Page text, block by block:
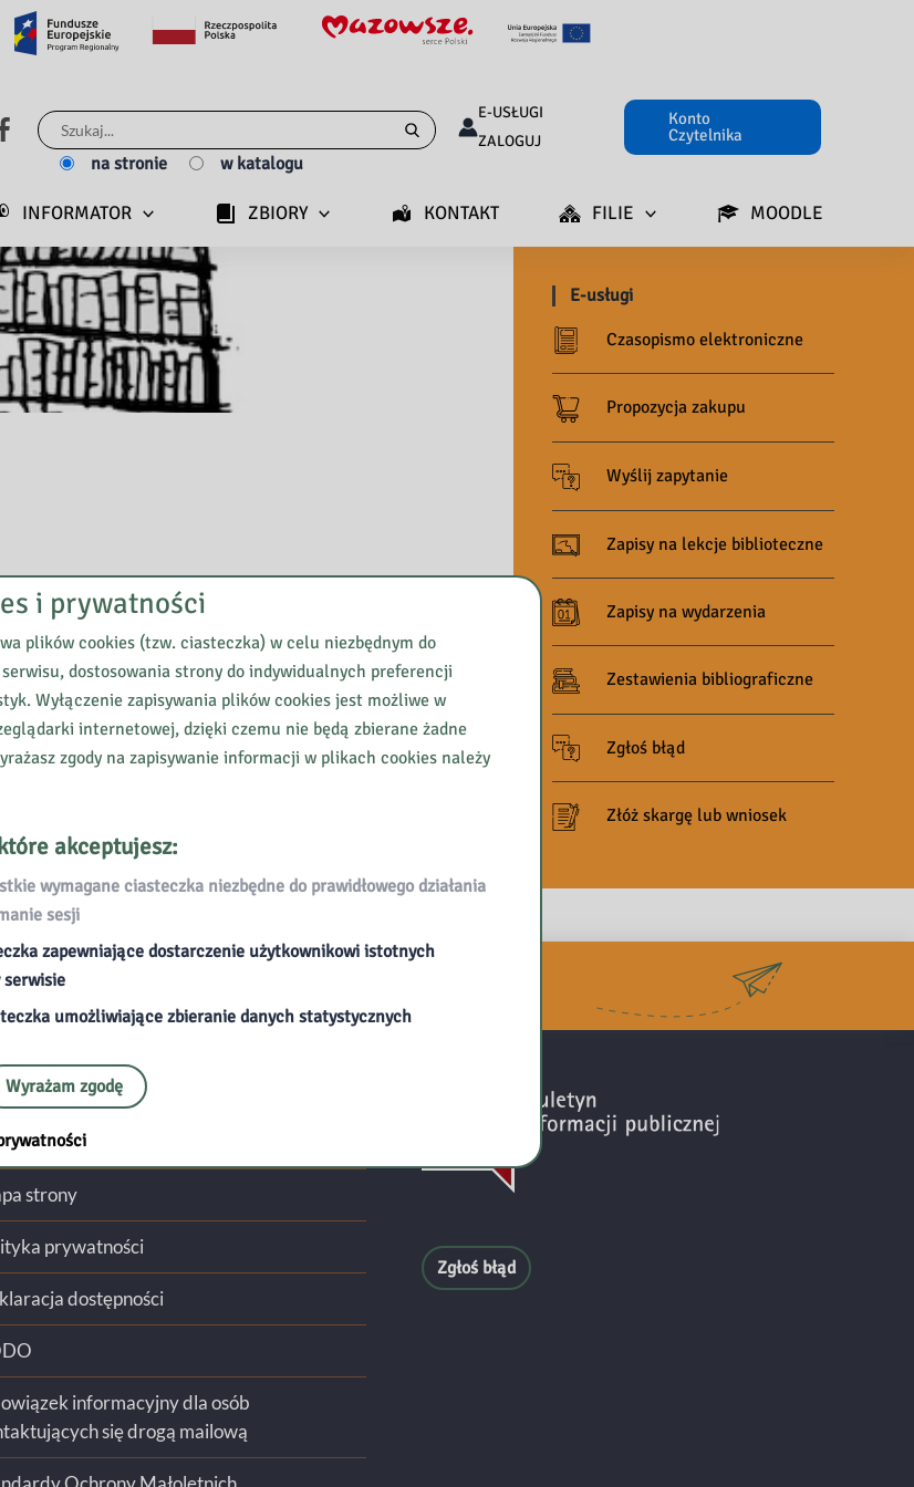
Szukaj
dla:
na stronie w katalogu
E-USŁUGI
ZALOGUJ
Konto
Czytelnika
INFORMATOR ZBIORY KONTAKT FILIE MOODLE
E-usługi
Czasopismo elektroniczne
Propozycja zakupu
Wyślij zapytanie
Zapisy na lekcje biblioteczne
Zapisy na wydarzenia
Zestawienia bibliograficzne
Zgłoś błąd
Złóż skargę lub wniosek
się do naszego
linki:
strony
prywatności
dostępności
informacyjny dla osób
się drogą mailową
Zgłoś błąd
i prywatności
plików cookies (tzw. ciasteczka) w celu niezbędnym do
serwisu, dostosowania strony do indywidualnych preferencji
Wyłączenie zapisywania plików cookies jest możliwe w
internetowej, dzięki czemu nie będą zbierane żadne
zgody na zapisywanie informacji w plikach cookies należy
akceptujesz:
wymagane ciasteczka niezbędne do prawidłowego działania
sesji
zapewniające dostarczenie użytkownikowi istotnych
umożliwiające zbieranie danych statystycznych
Wyrażam zgodę